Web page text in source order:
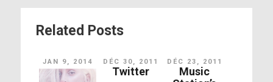
Related Posts
JAN 9, 2014 DÉC 30, 2011
Twitter
DÉC 23, 2011
Music